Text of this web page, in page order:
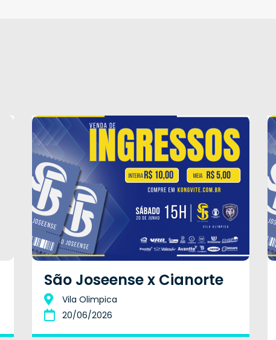
São Joseense x Cianorte
Vila Olimpica
20/06/2026